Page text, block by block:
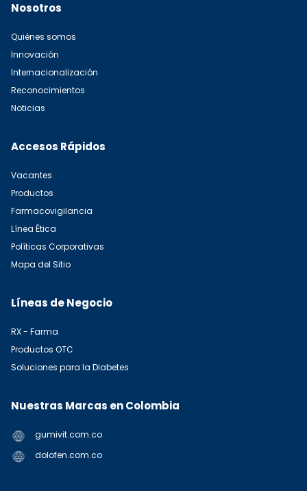
Nosotros
Quiénes somos
Innovación
Internacionalización
Reconocimientos
Noticias
Accesos Rápidos
Vacantes
Productos
Farmacovigilancia
Línea Ética
Políticas Corporativas
Mapa del Sitio
Líneas de Negocio
RX - Farma
Productos OTC
Soluciones para la Diabetes
Nuestras Marcas en Colombia
gumivit.com.co
dolofen.com.co